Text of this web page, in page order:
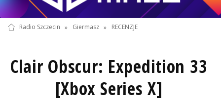
Radio Szczecin » Giermasz » RECENZJE
Clair Obscur: Expedition 33
[Xbox Series X]